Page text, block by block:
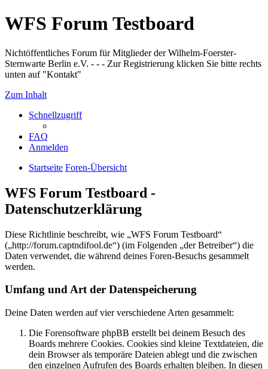
WFS Forum Testboard
Nichtöffentliches Forum für Mitglieder der Wilhelm-Foerster-
Sternwarte Berlin e.V. - - - Zur Registrierung klicken Sie bitte rechts
unten auf "Kontakt"
Zum Inhalt
Schnellzugriff
FAQ
Anmelden
Startseite Foren-Übersicht
WFS Forum Testboard -
Datenschutzerklärung
Diese Richtlinie beschreibt, wie „WFS Forum Testboard“
(„http://forum.captndifool.de“) (im Folgenden „der Betreiber“) die
Daten verwendet, die während deines Foren-Besuchs gesammelt
werden.
Umfang und Art der Datenspeicherung
Deine Daten werden auf vier verschiedene Arten gesammelt:
Die Forensoftware phpBB erstellt bei deinem Besuch des
Boards mehrere Cookies. Cookies sind kleine Textdateien, die
dein Browser als temporäre Dateien ablegt und die zwischen
den einzelnen Aufrufen des Boards erhalten bleiben. In diesen